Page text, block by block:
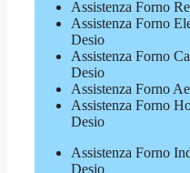
Assistenza Forno
Assistenza Forno
Desio
Assistenza Forno
Desio
Assistenza Forno
Assistenza Forno
Desio
Assistenza Forno
Desio